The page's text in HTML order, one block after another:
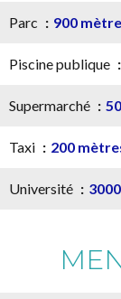
Parc 900
Piscine publique
Supermarché
Taxi 200
Université